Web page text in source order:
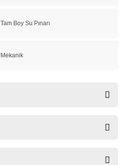
Tam Boy Su Pınarı
Mekanik